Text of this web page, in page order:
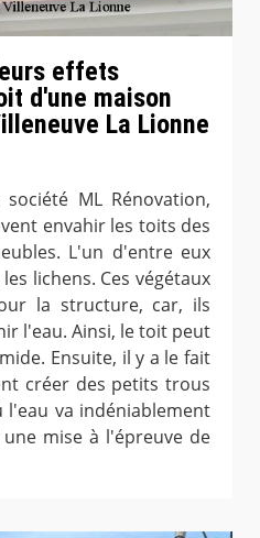
effets
d'une maison
La Lionne
ML Rénovation,
envahir les toits des
L'un d'entre eux
lichens. Ces végétaux
la structure, car, ils
l'eau. Ainsi, le toit peut
Ensuite, il y a le fait
créer des petits trous
va indéniablement
mise à l'épreuve de